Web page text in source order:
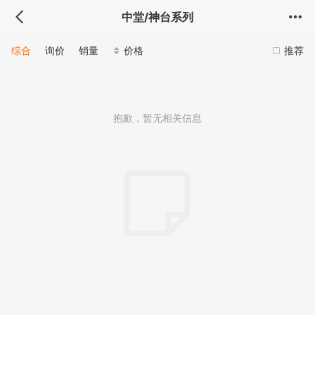
中堂/神台系列
推荐
综合 询价 销量 价格
抱歉，暂无相关信息